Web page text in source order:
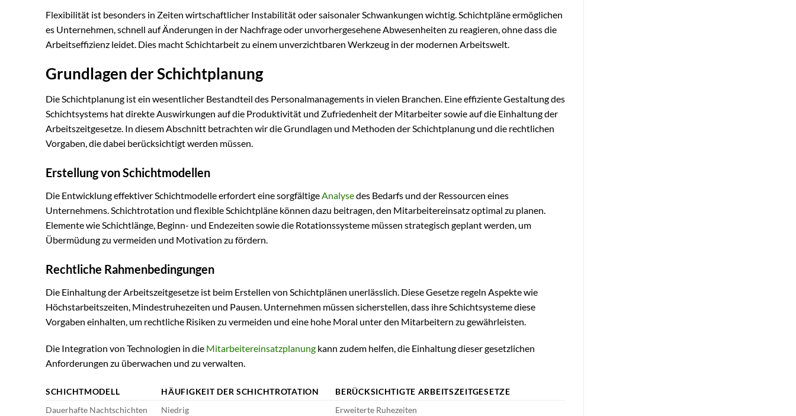
Flexibilität ist besonders in Zeiten wirtschaftlicher Instabilität oder saisonaler Schwankungen wichtig. Schichtpläne ermöglichen
es Unternehmen, schnell auf Änderungen in der Nachfrage oder unvorhergesehene Abwesenheiten zu reagieren, ohne dass die
Arbeitseffizienz leidet. Dies macht Schichtarbeit zu einem unverzichtbaren Werkzeug in der modernen Arbeitswelt.
Grundlagen der Schichtplanung
Die Schichtplanung ist ein wesentlicher Bestandteil des Personalmanagements in vielen Branchen. Eine effiziente Gestaltung des
Schichtsystems hat direkte Auswirkungen auf die Produktivität und Zufriedenheit der Mitarbeiter sowie auf die Einhaltung der
Arbeitszeitgesetze. In diesem Abschnitt betrachten wir die Grundlagen und Methoden der Schichtplanung und die rechtlichen
Vorgaben, die dabei berücksichtigt werden müssen.
Erstellung von Schichtmodellen
Die Entwicklung effektiver Schichtmodelle erfordert eine sorgfältigeAnalysedes Bedarfs und der Ressourcen eines
Unternehmens. Schichtrotation und flexible Schichtpläne können dazu beitragen, den Mitarbeitereinsatz optimal zu planen.
Elemente wie Schichtlänge, Beginn- und Endezeiten sowie die Rotationssysteme müssen strategisch geplant werden, um
Übermüdung zu vermeiden und Motivation zu fördern.
Rechtliche Rahmenbedingungen
Die Einhaltung der Arbeitszeitgesetze ist beim Erstellen von Schichtplänen unerlässlich. Diese Gesetze regeln Aspekte wie
Höchstarbeitszeiten, Mindestruhezeiten und Pausen. Unternehmen müssen sicherstellen, dass ihre Schichtsysteme diese
Vorgaben einhalten, um rechtliche Risiken zu vermeiden und eine hohe Moral unter den Mitarbeitern zu gewährleisten.
Die Integration von Technologien in die Mitarbeitereinsatzplanung kann zudem helfen, die Einhaltung dieser gesetzlichen
Anforderungen zu überwachen und zu verwalten.
SCHICHTMODELL HÄUFIGKEIT DER SCHICHTROTATION
BERÜCKSICHTIGTE ARBEITSZEITGESETZE
Dauerhafte Nachtschichten
Niedrig
Erweiterte Ruhezeiten